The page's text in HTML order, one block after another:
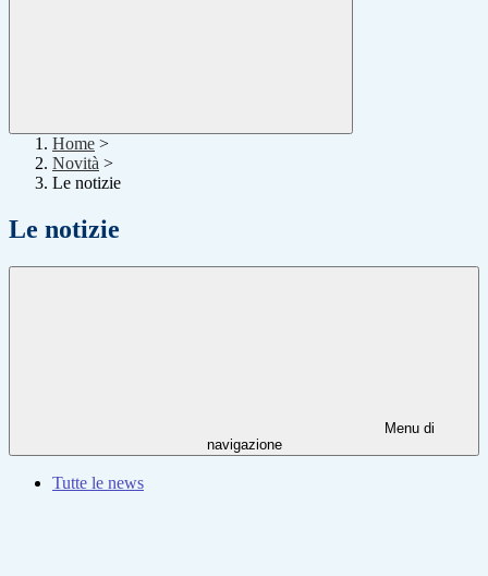
Home >
Novità >
Le notizie
Le notizie
Menu di
navigazione
Tutte le news